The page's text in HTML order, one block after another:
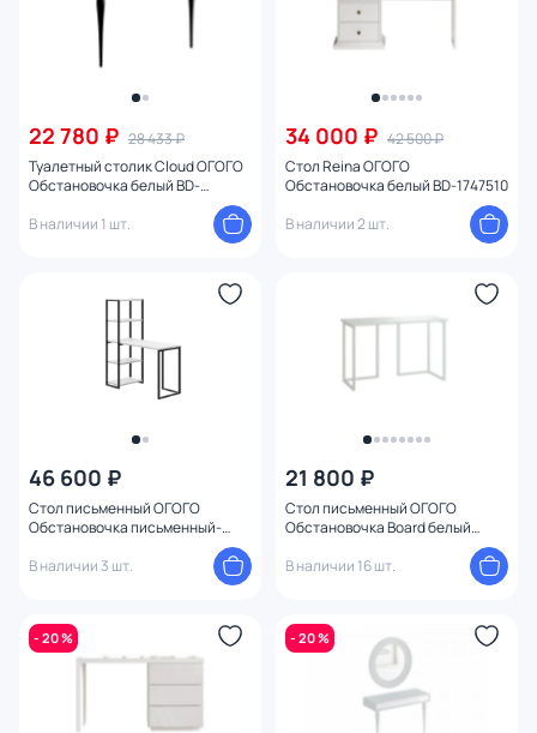
22 780 ₽ 28 433 ₽
Туалетный столик Cloud ОГОГО
Обстановочка белый BD-
В наличии 1 шт.
34 000 ₽ 42 500 ₽
Стол Reina ОГОГО
Обстановочка белый BD-1747510
В наличии 2 шт.
46 600 ₽
Стол письменный ОГОГО
Обстановочка письменный-
В наличии 3 шт.
21 800 ₽
Стол письменный ОГОГО
Обстановочка Board белый
В наличии 16 шт.
- 20 % - 20 %